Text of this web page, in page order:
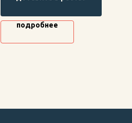
конструкций, высокая прочность и
долговечность.
подробнее